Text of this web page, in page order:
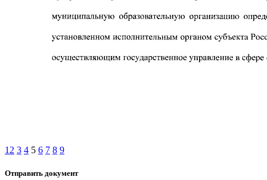
1 2 3 4 5 6 7 8 9
Отправить документ